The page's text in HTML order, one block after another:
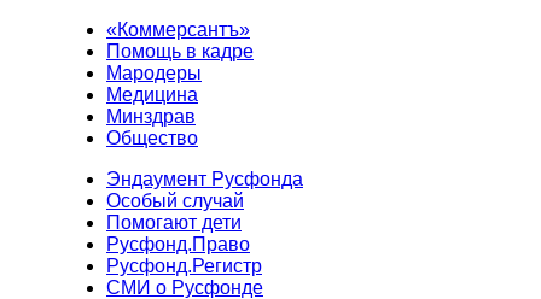
«Коммерсантъ»
Помощь в кадре
Мародеры
Медицина
Минздрав
Общество
Эндаумент Русфонда
Особый случай
Помогают дети
Русфонд.Право
Русфонд.Регистр
СМИ о Русфонде